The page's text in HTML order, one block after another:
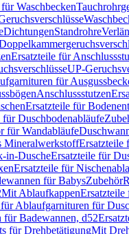
Waschbecken
DichtungenStandrohre
Ersatzteile für
UP-
für
Anschlussstutzen
Ersatzteile für
für Duschbodenabläufe
für Wandabläufe
MineralwerkstoffErsatzteile
in-DuscheErsatzteile für
Ersatzteile für
für BabysZubehör
Mit Ablaufkappen
Ablaufgarnituren für
Badewannen, d52
für DrehbetätigungMit